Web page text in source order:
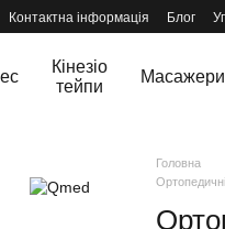
Контактна інформація Блог
Кінезіо
тейпи
Масажери
Головна